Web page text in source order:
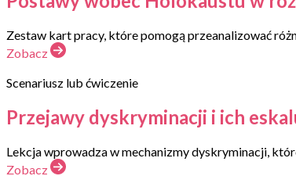
Zestaw kart pracy, które pomogą przeanalizować
Zobacz
Scenariusz lub ćwiczenie
Przejawy dyskryminacji i ich
Lekcja wprowadza w mechanizmy dyskryminacji,
Zobacz